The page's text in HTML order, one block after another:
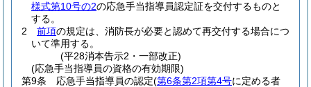
様式第10号の2の応急手当指導員認定証を交付するものと
する。
2
前項の規定は、消防長が必要と認めて再交付する場合につ
いて準用する。
(平28消本告示2・一部改正)
(応急手当指導員の資格の有効期限)
第9条
応急手当指導員の認定(第6条第2項第4号に定める者